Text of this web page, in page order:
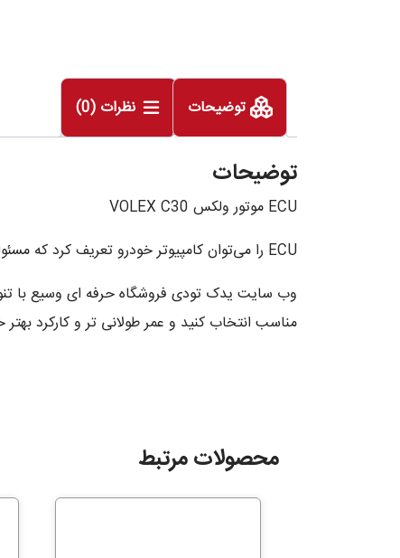
توضیحات نظرات (0)
توضیحات
ECU موتور ولکس VOLEX C30
ECU را می‌توان کامپیوتر خودرو تعریف کرد که مسئولیت‌های فراوان و مهمی دارد.
وب سایت یدک تودی فروشگاه حرفه ای وسیع با
مناسب انتخاب کنید و عمر طولانی تر و کارکرد
محصولات مرتبط